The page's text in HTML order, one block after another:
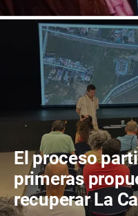
El proceso
primeras
recuperar La